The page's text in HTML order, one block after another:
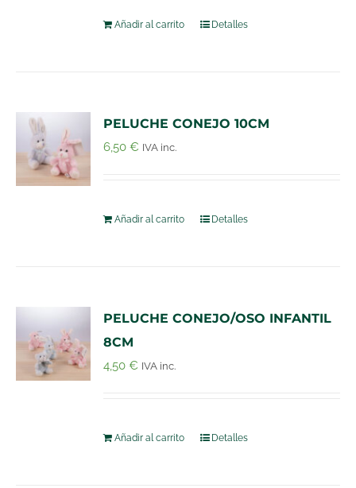
Añadir al carrito Detalles
PELUCHE CONEJO 10CM
6,50€ IVA inc.
Añadir al carrito Detalles
PELUCHE CONEJO/OSO INFANTIL
8CM
4,50€ IVA inc.
Añadir al carrito Detalles